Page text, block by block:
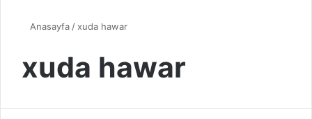
Anasayfa / xuda hawar
xuda hawar